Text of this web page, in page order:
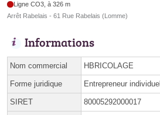
Ligne CO3, à 326 m
Arrêt Rabelais - 61 Rue Rabelais (Lomme)
Informations
Nom commercial HBRICOLAGE
Forme juridique Entrepreneur individuel
SIRET 80005292000017